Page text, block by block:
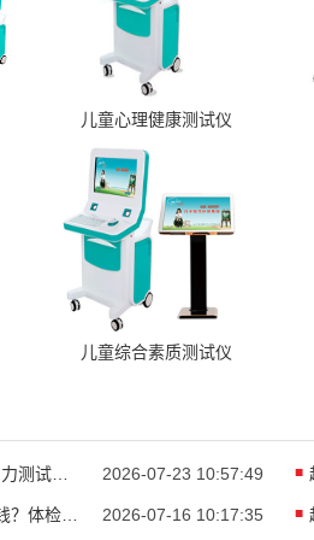
儿童心理健康测试仪
儿童综合素质测试仪
2026-07-23 10:57:49
2026-07-16 10:17:35